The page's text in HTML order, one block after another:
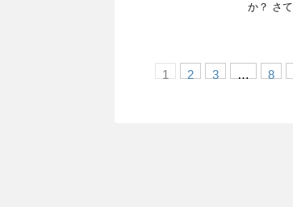
か？ さ
1 2 3 … 8